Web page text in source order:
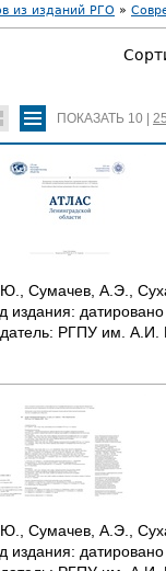
из изданий РГО »
ПОКАЗАТЬ 10
Сумачев, А.Э.,
издания:
РГПУ им. А.И.
Сумачев, А.Э.,
издания: